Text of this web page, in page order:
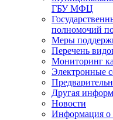
ГБУ МФЦ
полномочий
Меры
Перечень
Мониторинг
Электронные
Другая
Новости
Информация о